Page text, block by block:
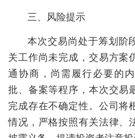
三、风险提示
本次交易尚处于筹划阶
关工作尚未完成，交易方案
通协商，尚需履行必要的
批、备案等程序，本次交易
完成存在不确定性。公司将
情况，严格按照有关法律、